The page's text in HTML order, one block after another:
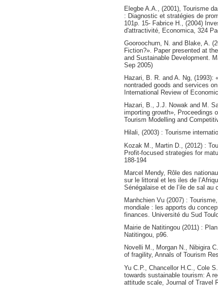
Elegbe A.A., (2001), Tourisme
: Diagnostic et stratégies de
101p. 15- Fabrice H., (2004)
d'attractivité, Economica, 324
Gooroochurn, N. and Blake, A.
Fiction?». Paper presented at
and Sustainable Development.
Sep 2005)
Hazari, B. R. and A. Ng, (1993):
nontraded goods and services
International Review of
Hazari, B., J.J. Nowak and M.
importing growth», Proceedings
Tourism Modelling and
Hilali, (2003) : Tourisme
Kozak M., Martin D., (2012) :
Profit-focused strategies for
188-194
Marcel Mendy, Rôle des
sur le littoral et les iles de
Sénégalaise et de l’ile de sal au
Manhchien Vu (2007) :
mondiale : les apports du
finances. Université du Sud
Mairie de Natitingou (2011) :
Natitingou, p96.
Novelli M., Morgan N., Nibigira
of fragility, Annals of Tourism
Yu C.P., Chancellor H.C., Cole
towards sustainable tourism: A
attitude scale, Journal of Travel